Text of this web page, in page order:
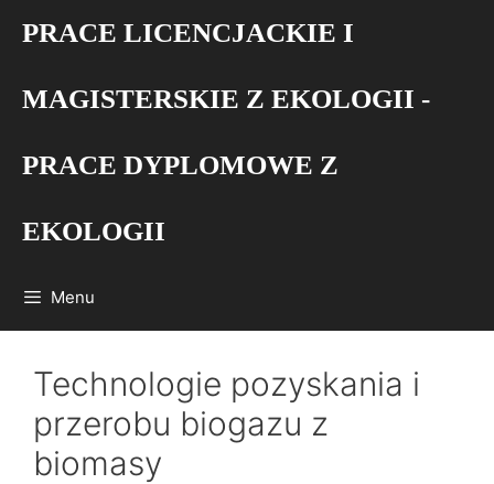
PRACE LICENCJACKIE I
MAGISTERSKIE Z EKOLOGII -
PRACE DYPLOMOWE Z
EKOLOGII
Menu
Technologie pozyskania i
przerobu biogazu z
biomasy